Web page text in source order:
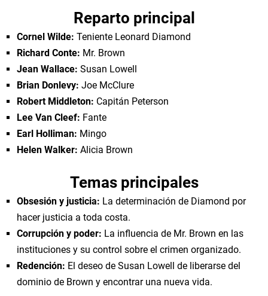
Reparto principal
Cornel Wilde: Teniente Leonard Diamond
Richard Conte: Mr. Brown
Jean Wallace: Susan Lowell
Brian Donlevy: Joe McClure
Robert Middleton: Capitán Peterson
Lee Van Cleef: Fante
Earl Holliman: Mingo
Helen Walker: Alicia Brown
Temas principales
Obsesión y justicia: La determinación de Diamond por
hacer justicia a toda costa.
Corrupción y poder: La influencia de Mr. Brown en las
instituciones y su control sobre el crimen organizado.
Redención: El deseo de Susan Lowell de liberarse del
dominio de Brown y encontrar una nueva vida.